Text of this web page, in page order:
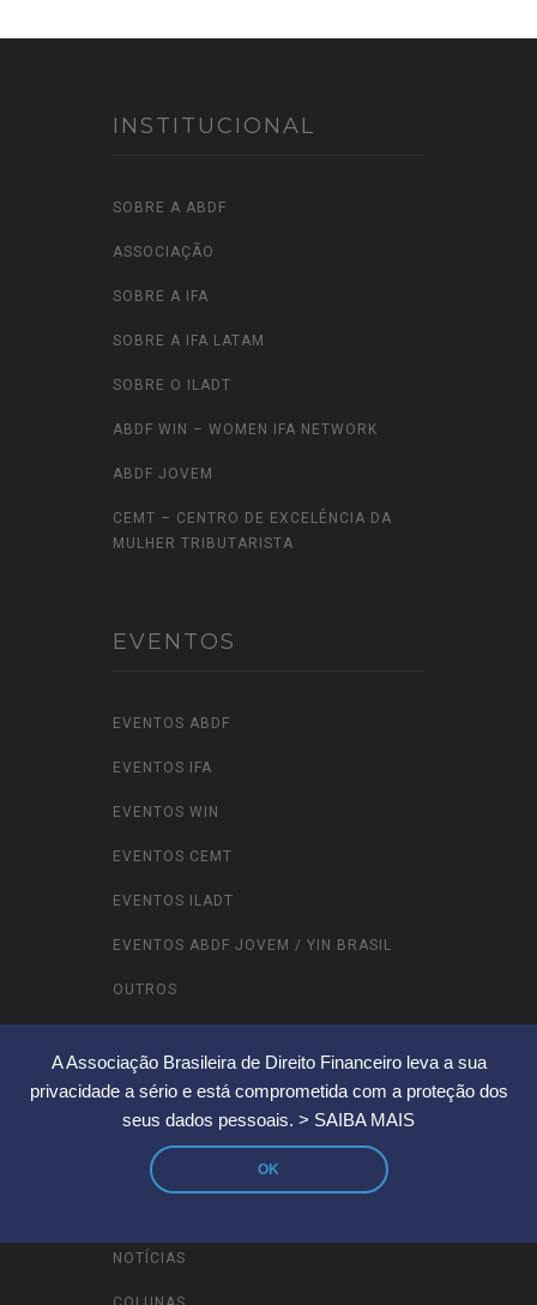
A Associação Brasileira de Direito Financeiro leva a sua
privacidade a sério e está comprometida com a proteção dos
seus dados pessoais. > SAIBA MAIS
OK
INSTITUCIONAL
SOBRE A ABDF
ASSOCIAÇÃO
SOBRE A IFA
SOBRE A IFA LATAM
SOBRE O ILADT
ABDF WIN – WOMEN IFA NETWORK
ABDF JOVEM
CEMT – CENTRO DE EXCELÊNCIA DA
MULHER TRIBUTARISTA
EVENTOS
EVENTOS ABDF
EVENTOS IFA
EVENTOS WIN
EVENTOS CEMT
EVENTOS ILADT
EVENTOS ABDF JOVEM / YIN BRASIL
OUTROS
CONTEÚDOS
VÍDEOS
NOTÍCIAS